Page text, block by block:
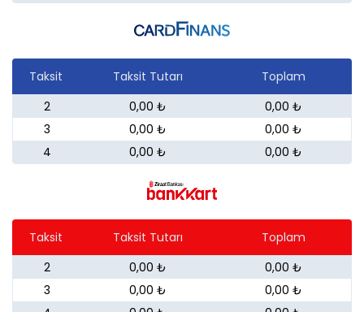
Taksit Taksit Tutarı
Toplam
2
0,00 ₺
0,00 ₺
3
0,00 ₺
0,00 ₺
4
0,00 ₺ 0,00 ₺
Taksit Taksit Tutarı
Toplam
2
0,00 ₺
0,00 ₺
3
0,00 ₺
0,00 ₺